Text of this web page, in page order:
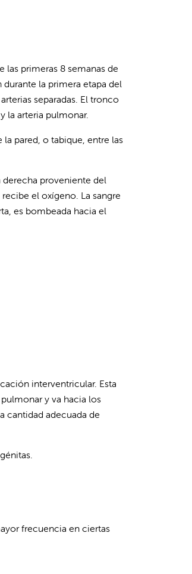
primeras 8 semanas de
la primera etapa del
separadas. El tronco
la arteria pulmonar.
pared, o tabique, entre las
derecha proveniente del
el oxígeno. La sangre
es bombeada hacia el
interventricular. Esta
y va hacia los
cantidad adecuada de
frecuencia en ciertas